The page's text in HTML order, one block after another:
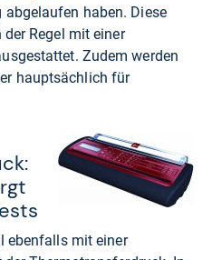
haben. Diese
Regel mit einer
Zudem werden
hauptsächlich für
ebenfalls mit einer